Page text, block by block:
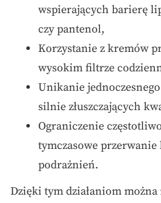
wspierających barierę
czy pantenol,
Korzystanie z kremów
wysokim filtrze
Unikanie
silnie złuszczających
Ograniczenie
tymczasowe
podrażnień.
Dzięki tym działaniom